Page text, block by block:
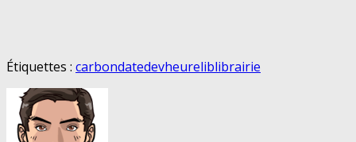
Étiquettes : carbondatedevheureliblibrairie